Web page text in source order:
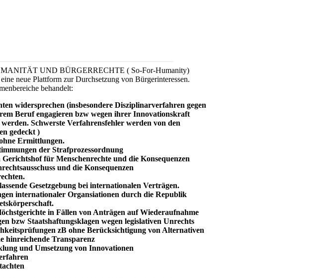
UND BÜRGERRECHTE ( So-For-Humanity)
neue Plattform zur Durchsetzung von Bürgerinteressen.
behandelt:
widersprechen (insbesondere Disziplinarverfahren gegen
Beruf engagieren bzw wegen ihrer Innovationskraft
Schwerste Verfahrensfehler werden von den
gedeckt )
Ermittlungen.
der Strafprozessordnung
für Menschenrechte und die Konsequenzen
und die Konsequenzen
Gesetzgebung bei internationalen Verträgen.
internationaler Organsiationen durch die Republik
in Fällen von Anträgen auf Wiederaufnahme
bzw Staatshaftungsklagen wegen legislativen Unrechts
zB ohne Berücksichtigung von Alternativen
hinreichende Transparenz
und Umsetzung von Innovationen